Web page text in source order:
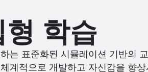
형 학습
는 표준화된 시뮬레이션 기반의
계적으로 개발하고 자신감을 향